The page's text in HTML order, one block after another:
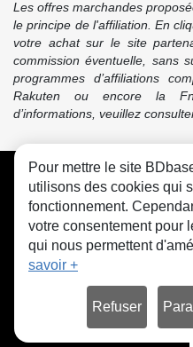
Les offres marchandes
le principe de l'affiliation. En
votre achat sur le site
commission éventuelle, sans
programmes d’affiliations
Rakuten ou encore la
d’informations, veuillez
CGU FAQ
Pour mettre le site
utilisons des cookies qui
fonctionnement.
votre consentement pour
qui nous permettent
savoir +
Refuser